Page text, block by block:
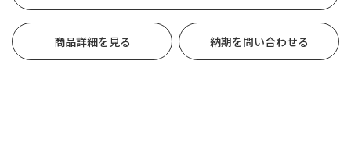
商品詳細を見る 納期を問い合わせる